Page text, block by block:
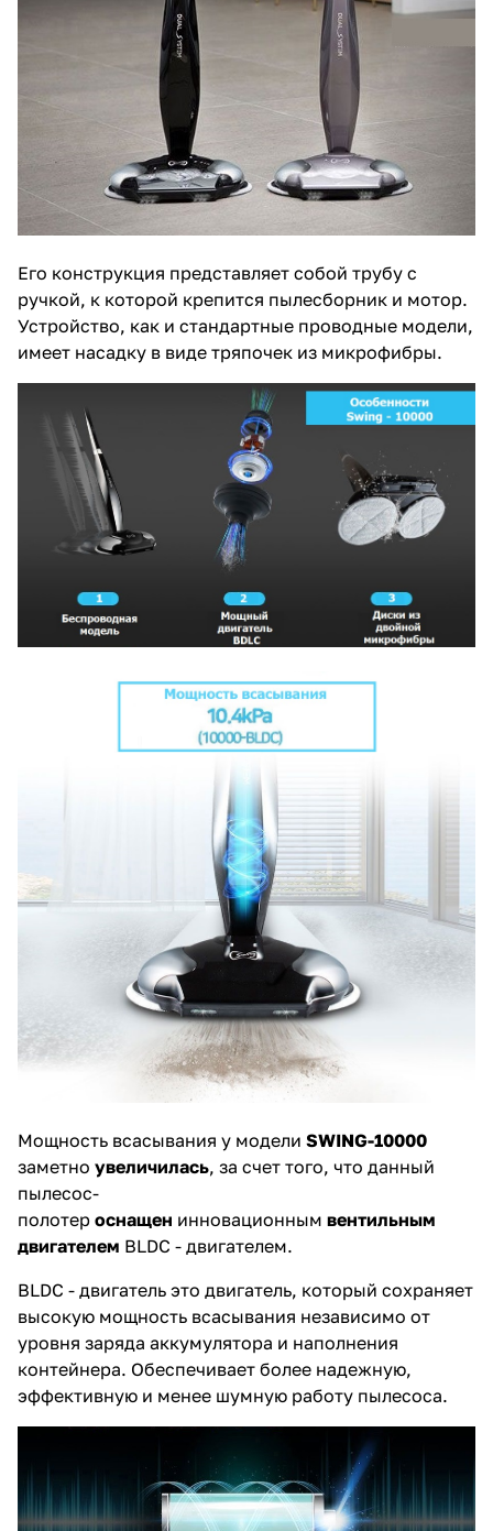
Его конструкция представляет собой трубу с
ручкой, к которой крепится пылесборник и мотор.
Устройство, как и стандартные проводные модели,
имеет насадку в виде тряпочек из микрофибры.
Мощность всасывания у модели SWING-10000
заметно увеличилась, за счет того, что данный
пылесос-
полотер оснащен инновационным вентильным
двигателем BLDC - двигателем.
BLDC - двигатель это двигатель, который сохраняет
высокую мощность всасывания независимо от
уровня заряда аккумулятора и наполнения
контейнера. Обеспечивает более надежную,
эффективную и менее шумную работу пылесоса.